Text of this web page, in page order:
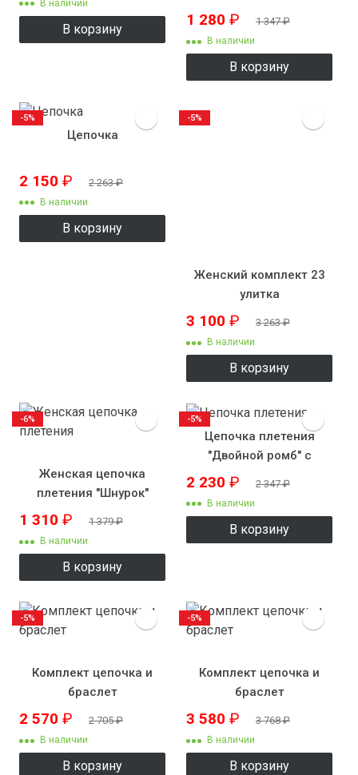
В наличии
В корзину
1 280 ₽ 1 347₽
В наличии
В корзину
Цепочка
2 150 ₽ 2 263₽
В наличии
В корзину
-5%
Женский комплект 23
улитка
3 100 ₽ 3 263₽
В наличии
В корзину
-5%
Женская цепочка
плетения "Шнурок"
круглый
1 310 ₽ 1 379₽
В наличии
В корзину
-6%
Цепочка плетения
"Двойной ромб" с
рисунком
2 230 ₽ 2 347₽
В наличии
В корзину
-5%
Комплект цепочка и
браслет
2 570 ₽ 2 705₽
В наличии
В корзину
-5%
Комплект цепочка и
браслет
3 580 ₽ 3 768₽
В наличии
В корзину
-5%